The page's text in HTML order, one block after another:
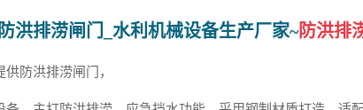
洪排涝闸门_水利机械设备生产厂家~防洪排
防洪排涝闸门，